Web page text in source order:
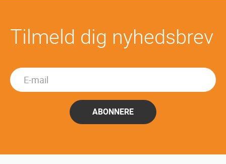
Tilmeld dig nyhedsbrev
ABONNERE